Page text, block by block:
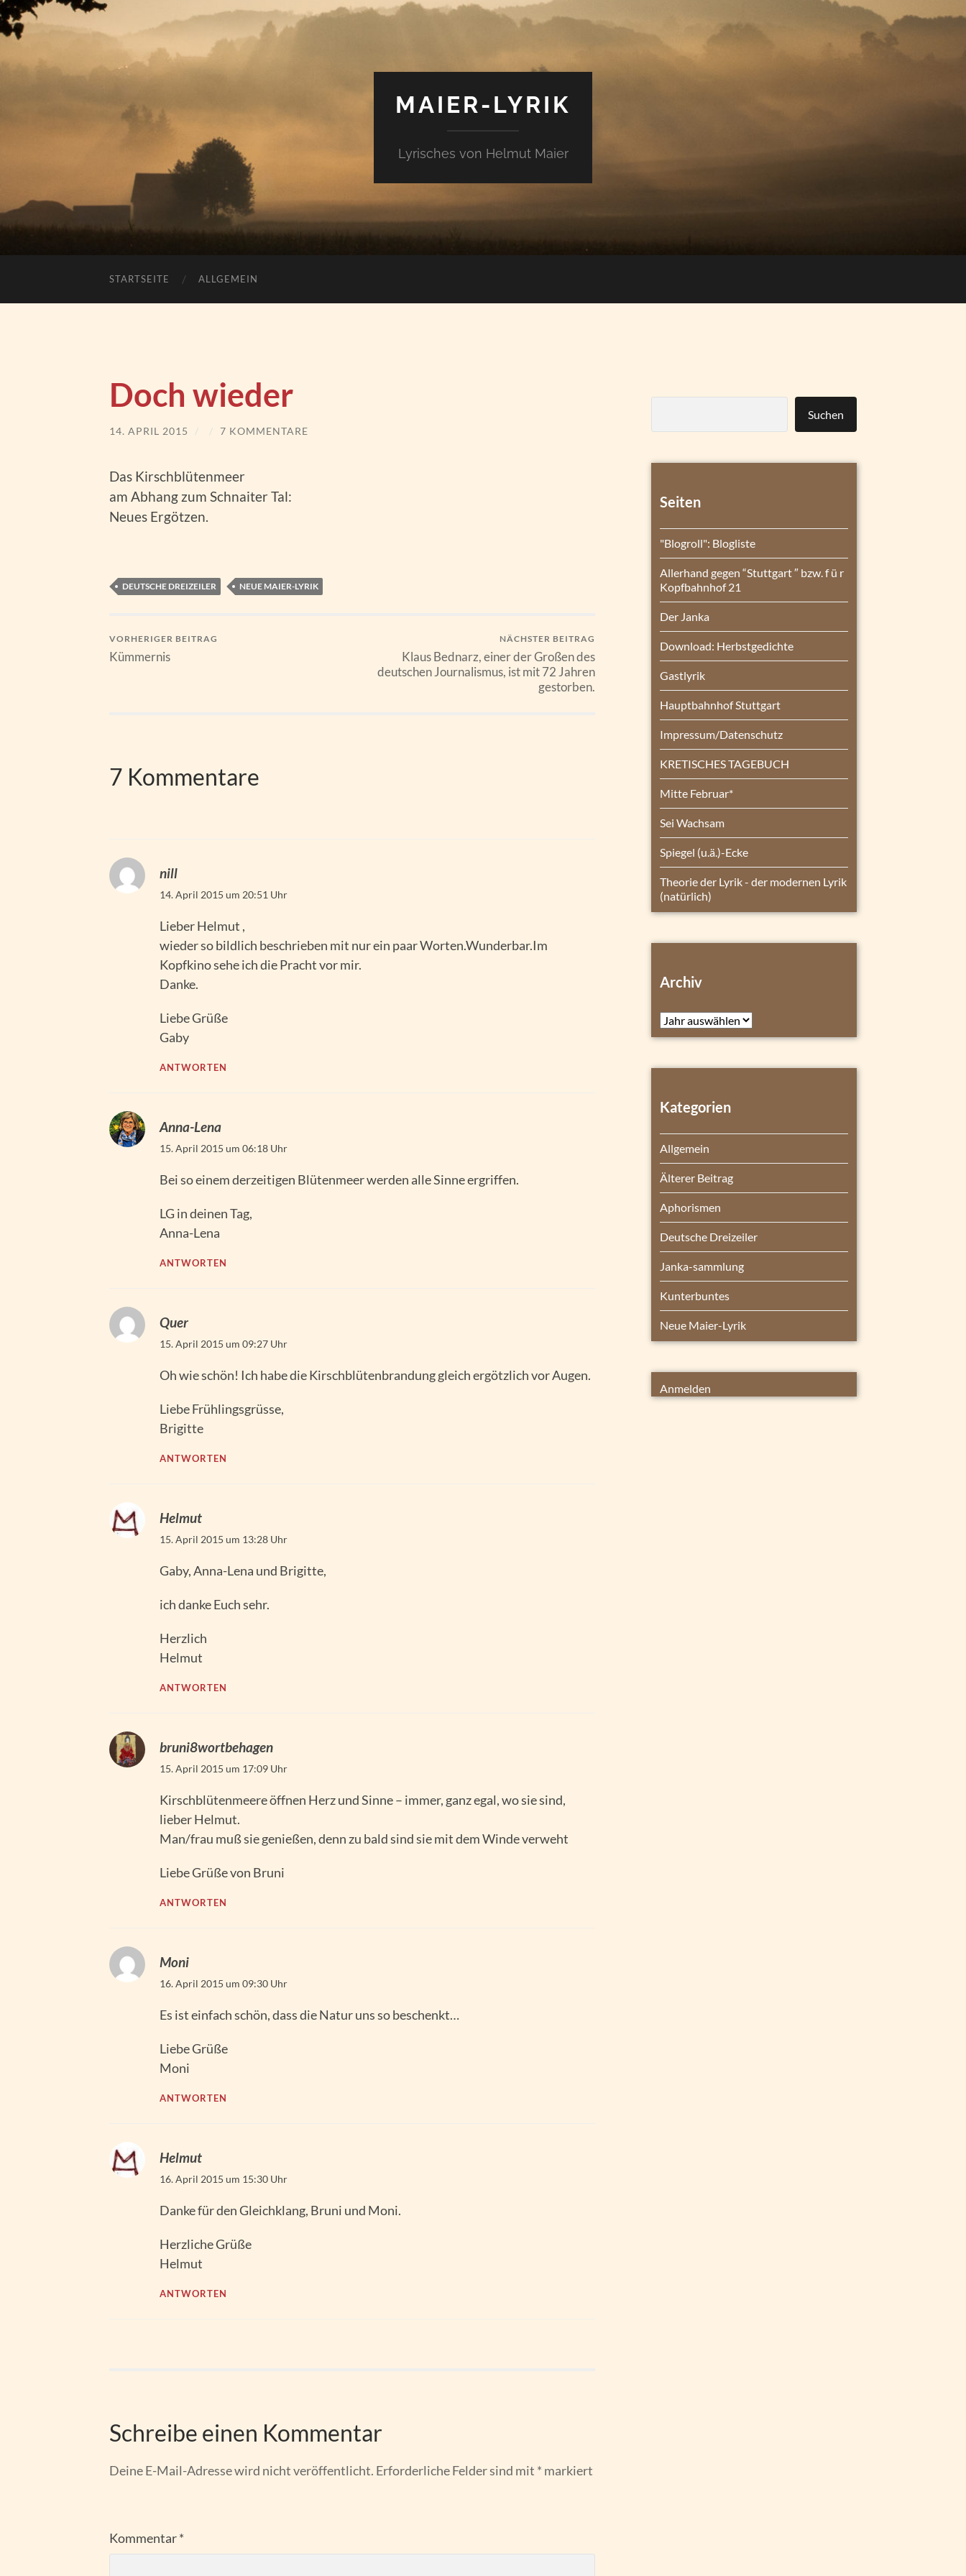
MAIER-LYRIK
Lyrisches von Helmut Maier
STARTSEITE ALLGEMEIN
Doch wieder
14. APRIL 2015 / / 7 KOMMENTARE
Das Kirschblütenmeer
am Abhang zum Schnaiter Tal:
Neues Ergötzen.
DEUTSCHE DREIZEILER NEUE MAIER-LYRIK
VORHERIGER BEITRAG
Kümmernis
NÄCHSTER BEITRAG
Klaus Bednarz, einer der Großen des
deutschen Journalismus, ist mit 72 Jahren
gestorben.
7 Kommentare
nill
14. April 2015 um 20:51 Uhr
Lieber Helmut ,
wieder so bildlich beschrieben mit nur ein paar Worten.Wunderbar.Im
Kopfkino sehe ich die Pracht vor mir.
Danke.
Liebe Grüße
Gaby
ANTWORTEN
Anna-Lena
15. April 2015 um 06:18 Uhr
Bei so einem derzeitigen Blütenmeer werden alle Sinne ergriffen.
LG in deinen Tag,
Anna-Lena
ANTWORTEN
Quer
15. April 2015 um 09:27 Uhr
Oh wie schön! Ich habe die Kirschblütenbrandung gleich ergötzlich vor Augen.
Liebe Frühlingsgrüsse,
Brigitte
ANTWORTEN
Helmut
15. April 2015 um 13:28 Uhr
Gaby, Anna-Lena und Brigitte,
ich danke Euch sehr.
Herzlich
Helmut
ANTWORTEN
bruni8wortbehagen
15. April 2015 um 17:09 Uhr
Kirschblütenmeere öffnen Herz und Sinne – immer, ganz egal, wo sie sind,
lieber Helmut.
Man/frau muß sie genießen, denn zu bald sind sie mit dem Winde verweht
Liebe Grüße von Bruni
ANTWORTEN
Moni
16. April 2015 um 09:30 Uhr
Es ist einfach schön, dass die Natur uns so beschenkt…
Liebe Grüße
Moni
ANTWORTEN
Helmut
16. April 2015 um 15:30 Uhr
Danke für den Gleichklang, Bruni und Moni.
Herzliche Grüße
Helmut
ANTWORTEN
Schreibe einen Kommentar
Deine E-Mail-Adresse wird nicht veröffentlicht. Erforderliche Felder sind mit * markiert
Kommentar*
Suchen
Seiten
"Blogroll": Blogliste
Allerhand gegen “Stuttgart ″ bzw. f ü r
Kopfbahnhof 21
Der Janka
Download: Herbstgedichte
Gastlyrik
Hauptbahnhof Stuttgart
Impressum/Datenschutz
KRETISCHES TAGEBUCH
Mitte Februar*
Sei Wachsam
Spiegel (u.ä.)-Ecke
Theorie der Lyrik - der modernen Lyrik
(natürlich)
Archiv
Archiv
Kategorien
Allgemein
Älterer Beitrag
Aphorismen
Deutsche Dreizeiler
Janka-sammlung
Kunterbuntes
Neue Maier-Lyrik
Anmelden